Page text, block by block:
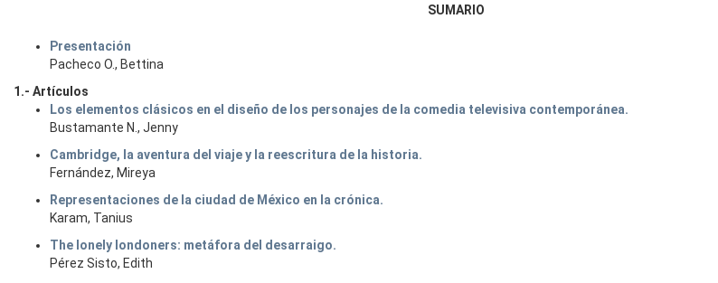
SUMARIO
Presentación
Pacheco O., Bettina
1.- Artículos
Los elementos clásicos en el diseño de los personajes de la comedia televisiva contemporánea.
Bustamante N., Jenny
Cambridge, la aventura del viaje y la reescritura de la historia.
Fernández, Mireya
Representaciones de la ciudad de México en la crónica.
Karam, Tanius
The lonely londoners: metáfora del desarraigo.
Pérez Sisto, Edith